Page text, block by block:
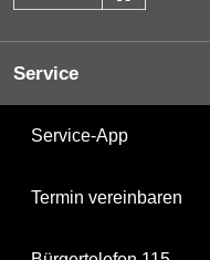
Service
Service-App
Termin vereinbaren